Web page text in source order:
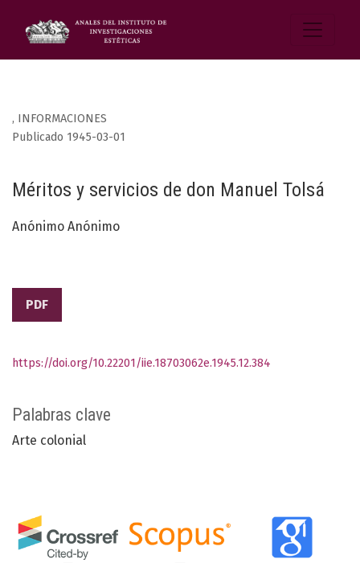
, INFORMACIONES
Méritos y servicios de don Manuel Tolsá
Publicado 1945-03-01
Anónimo Anónimo
PDF
Palabras clave
Arte colonial
https://doi.org/10.22201/iie.18703062e.1945.12.384